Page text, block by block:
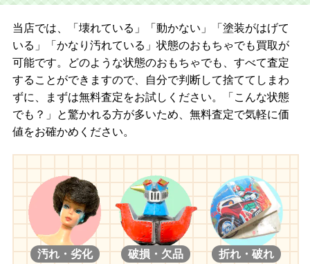
当店では、「壊れている」「動かない」「塗装がはげて
いる」「かなり汚れている」状態のおもちゃでも買取が
可能です。どのような状態のおもちゃでも、すべて査定
することができますので、自分で判断して捨ててしまわ
ずに、まずは無料査定をお試しください。「こんな状態
でも？」と驚かれる方が多いため、無料査定で気軽に価
値をお確かめください。
汚れ・劣化 破損・欠品 折れ・破れ